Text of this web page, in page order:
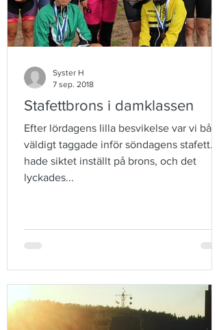
Stafettbrons i damklassen
Efter lördagens lilla besvikelse var vi båda
väldigt taggade inför söndagens stafett.
hade siktet inställt på brons, och det
lyckades...
Syster H
7 sep. 2018